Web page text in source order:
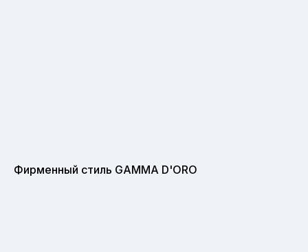
Фирменный стиль GAMMA D'ORO